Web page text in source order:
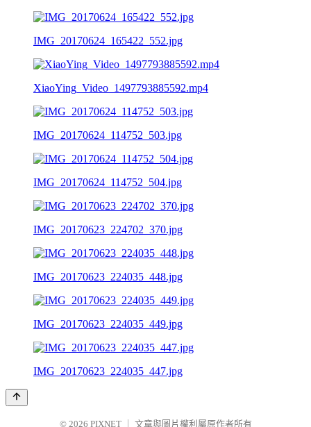
IMG_20170624_165422_552.jpg
XiaoYing_Video_1497793885592.mp4
IMG_20170624_114752_503.jpg
IMG_20170624_114752_504.jpg
IMG_20170623_224702_370.jpg
IMG_20170623_224035_448.jpg
IMG_20170623_224035_449.jpg
IMG_20170623_224035_447.jpg
© 2026 PIXNET 文章與圖片權利屬原作者所有